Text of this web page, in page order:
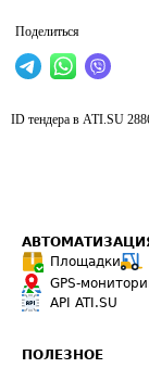
Поделиться
ID тендера в ATI.SU
Площадки
GPS-
API ATI.SU
ПОЛЕЗНОЕ